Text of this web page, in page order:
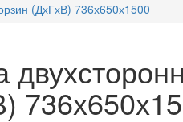
(ДхГхВ) 736х650х1500